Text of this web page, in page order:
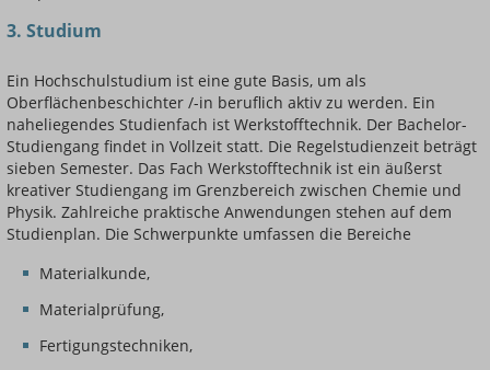
3. Studium
Ein Hochschulstudium ist eine gute Basis, um als
Oberflächenbeschichter /-in beruflich aktiv zu werden. Ein
naheliegendes Studienfach ist Werkstofftechnik. Der Bachelor-
Studiengang findet in Vollzeit statt. Die Regelstudienzeit beträgt
sieben Semester. Das Fach Werkstofftechnik ist ein äußerst
kreativer Studiengang im Grenzbereich zwischen Chemie und
Physik. Zahlreiche praktische Anwendungen stehen auf dem
Studienplan. Die Schwerpunkte umfassen die Bereiche
Materialkunde,
Materialprüfung,
Fertigungstechniken,